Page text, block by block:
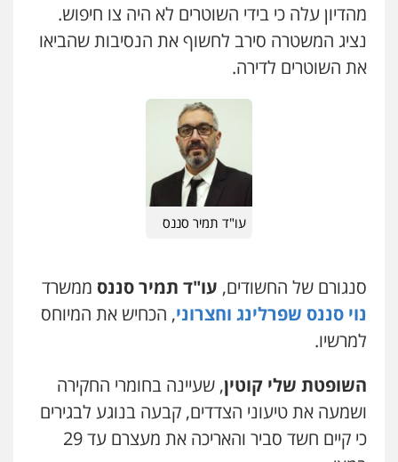
עו"ד זוהר ארבל
פלילי פשיעה חמורה
קטינים
0538788878
מהדיון עלה כי בידי השוטרים לא היה צו חיפוש.
נציג המשטרה סירב לחשוף את הנסיבות שהביאו
את השוטרים לדירה.
עו"ד תמיר סננס
סנגורם של החשודים, עו"ד תמיר סננס ממשרד
נוי סננס שפרלינג וחצרוני, הכחיש את המיוחס
למרשיו.
השופטת שלי קוטין, שעיינה בחומרי החקירה
ושמעה את טיעוני הצדדים, קבעה בנוגע לבגירים
כי קיים חשד סביר והאריכה את מעצרם עד 29
שני אלגרבלי – משרד עורכי דין
פלילי עורכי דין לענייני אסירים תעבורה
0507120031
עו"ד אייל אביטל
פשיעה חמורה
0544712201
עו"ד רונן בנדל
0543986802
מנשה, אלמוג – עורכי דין
פלילי עבירות תנועה צווארון לבן תעבורה